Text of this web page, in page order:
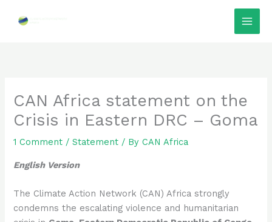
CAN Africa statement on the
Crisis in Eastern DRC – Goma
1 Comment /Statement / ByCAN Africa
English Version
The Climate Action Network (CAN) Africa strongly
condemns the escalating violence and humanitarian